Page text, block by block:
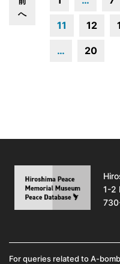
へ
11 12
… 20
1-2
For queries related to A-